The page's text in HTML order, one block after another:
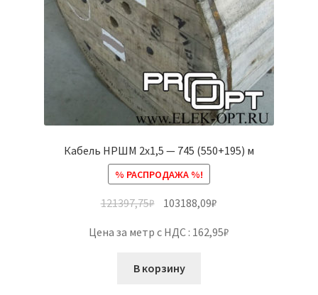
Кабель НРШМ 2х1,5 — 745 (550+195) м
% РАСПРОДАЖА %!
121397,75₽ 103188,09₽
Цена за метр с НДС : 162,95₽
В корзину